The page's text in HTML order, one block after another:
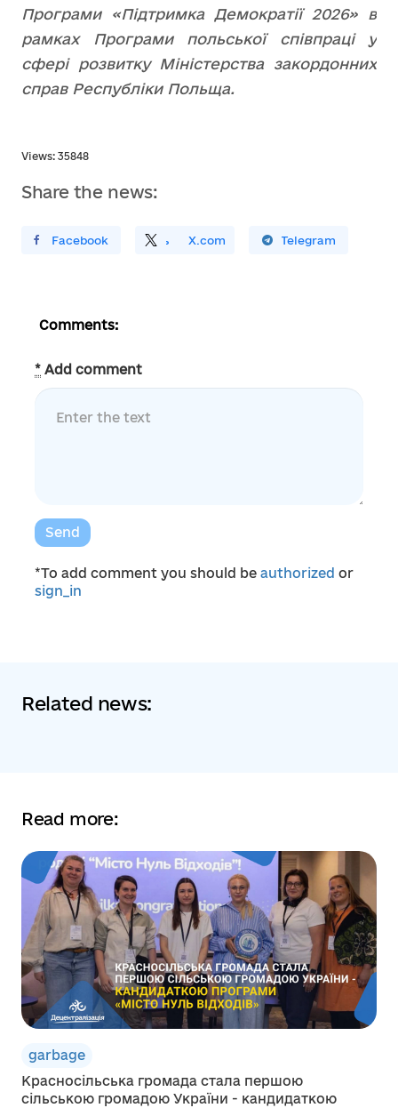
Програми «Підтримка Демократії 2026» в
рамках Програми польської співпраці у
сфері розвитку Міністерства закордонних
справ Республіки Польща.
Views: 35848
Share the news:
У FacebookПоділитись X.com
Поширити У Telegram
Comments:
* Add comment
Send
*To add comment you should be authorized or
sign_in
Related news:
Read more:
garbage
Красносільська громада стала першою
сільською громадою України - кандидаткою